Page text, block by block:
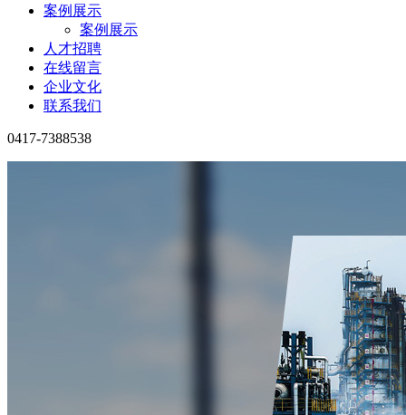
案例展示
案例展示
人才招聘
在线留言
企业文化
联系我们
0417-7388538